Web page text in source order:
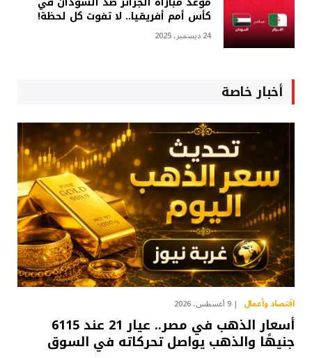
كأس أمم أفريقيا.. لا تفوت كل لحظة!
24 ديسمبر، 2025
أخبار خاصة
اقتصاد وأعمال 9 أغسطس، 2026
أسعار الذهب في مصر.. عيار 21 عند 6115
جنيهًا والذهب يواصل تحركاته في السوق